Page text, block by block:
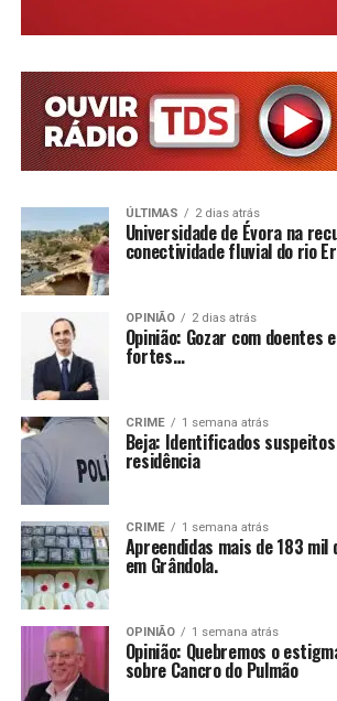
ÚLTIMAS 2 dias atrás
Universidade de Évora na
conectividade fluvial do rio
OPINIÃO 2 dias atrás
Opinião: Gozar com doentes
fortes…
CRIME 1 semana atrás
Beja: Identificados
residência
CRIME 1 semana atrás
Apreendidas mais de 183 mil
em Grândola.
OPINIÃO 1 semana atrás
Opinião: Quebremos o
sobre Cancro do Pulmão